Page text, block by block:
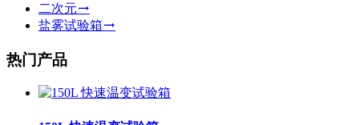
二次元
盐雾试验箱
热门产品